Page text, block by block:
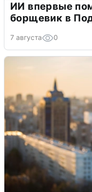
ИИ впервые
борщевик в
7 августа 0